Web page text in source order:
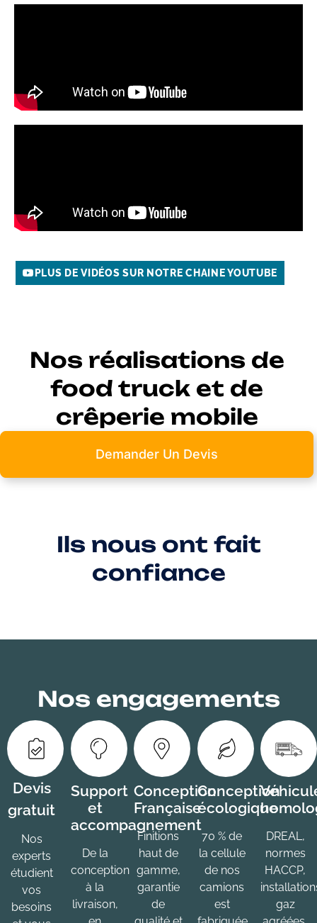
PLUS DE VIDÉOS SUR NOTRE CHAINE YOUTUBE
Nos réalisations de
food truck et de
crêperie mobile
Demander Un Devis
Ils nous ont fait
confiance
Nos engagements
Devis
gratuit
Nos
experts
étudient
vos
besoins
Support
et
accompagnement
De la
conception
à la
livraison,
Conception
Française
Finitions
haut de
gamme,
garantie
de
Conception
écologique
70 % de
la cellule
de nos
camions
est
DREAL,
normes
HACCP,
gaz